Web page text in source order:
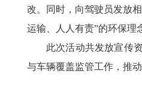
改。同时，向驾驶员发放
运输、人人有责”的环保理
此次活动共发放宣传
与车辆覆盖监管工作，推